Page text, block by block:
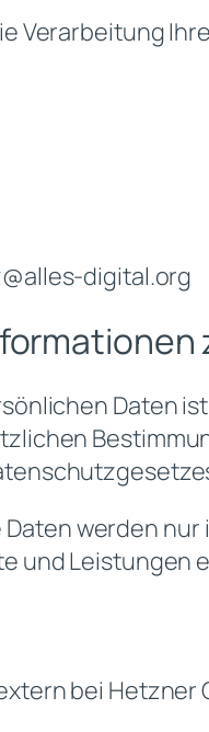
Verarbeitung
digital.org
Daten
werden
und Leistungen
bei